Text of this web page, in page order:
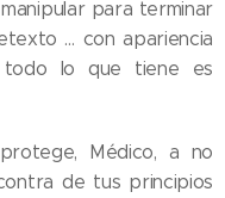
para terminar
… con apariencia
todo lo que tiene es
Médico, a no
de tus principios